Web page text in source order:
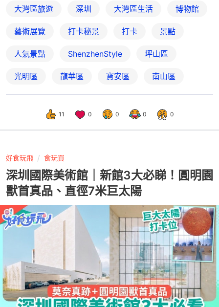
大灣區旅遊 深圳 大灣區生活 博物館
藝術展覽 打卡秘景 打卡 景點
人氣景點 ShenzhenStyle 坪山區
光明區 龍華區 寶安區 南山區
11 0 0 0 0
好食玩飛 食玩買
深圳國際美術館｜新館3大必睇！圓明園
獸首真品、直徑7米巨太陽